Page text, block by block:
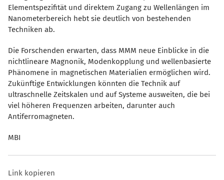
Elementspezifität und direktem Zugang zu Wellenlängen im
Nanometerbereich hebt sie deutlich von bestehenden
Techniken ab.
Die Forschenden erwarten, dass MMM neue Einblicke in die
nichtlineare Magnonik, Modenkopplung und wellenbasierte
Phänomene in magnetischen Materialien ermöglichen wird.
Zukünftige Entwicklungen könnten die Technik auf
ultraschnelle Zeitskalen und auf Systeme ausweiten, die bei
viel höheren Frequenzen arbeiten, darunter auch
Antiferromagneten.
MBI
Link kopieren